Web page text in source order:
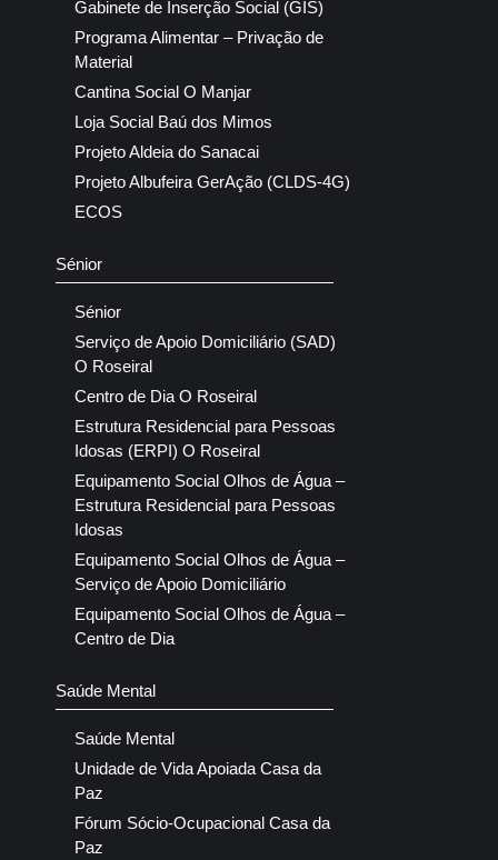
Gabinete de Inserção Social (GIS)
Programa Alimentar – Privação de
Material
Cantina Social O Manjar
Loja Social Baú dos Mimos
Projeto Aldeia do Sanacai
Projeto Albufeira GerAção (CLDS-4G)
ECOS
Sénior
Sénior
Serviço de Apoio Domiciliário (SAD)
O Roseiral
Centro de Dia O Roseiral
Estrutura Residencial para Pessoas
Idosas (ERPI) O Roseiral
Equipamento Social Olhos de Água –
Estrutura Residencial para Pessoas
Idosas
Equipamento Social Olhos de Água –
Serviço de Apoio Domiciliário
Equipamento Social Olhos de Água –
Centro de Dia
Saúde Mental
Saúde Mental
Unidade de Vida Apoiada Casa da
Paz
Fórum Sócio-Ocupacional Casa da
Paz